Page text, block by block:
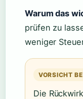
Warum das
prüfen zu
weniger
VORSICHT
Die